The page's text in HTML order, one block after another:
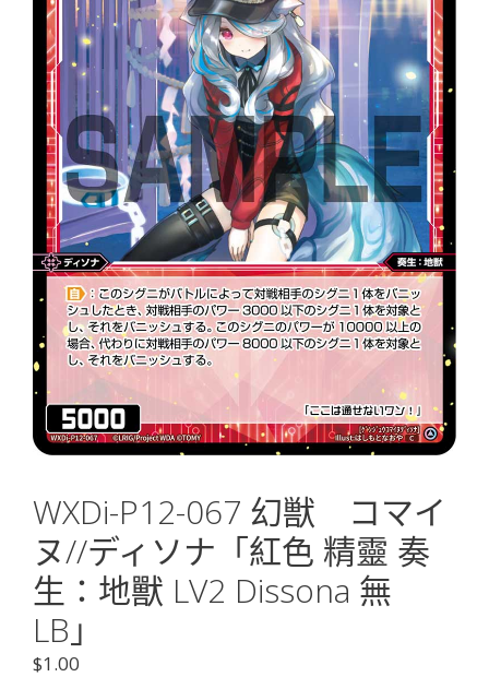
WXDi-P12-067 幻獣 コマイ
ヌ//ディソナ「紅色 精靈 奏
生：地獸 LV2 Dissona 無
LB」
$1.00